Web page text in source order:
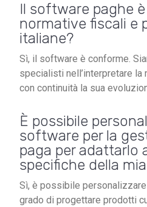
Il software paghe
normative fiscali e
italiane?
Sì, il software è conforme.
specialisti nell’interpretare la
con continuità la sua
È possibile
software per la
paga per adattarlo
specifiche della
Sì, è possibile
grado di progettare prodotti